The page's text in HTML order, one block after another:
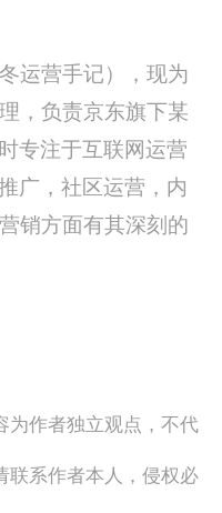
运营手记），现为
，负责京东旗下某
专注于互联网运营
广，社区运营，内
销方面有其深刻的
为作者独立观点，不代
联系作者本人，侵权必